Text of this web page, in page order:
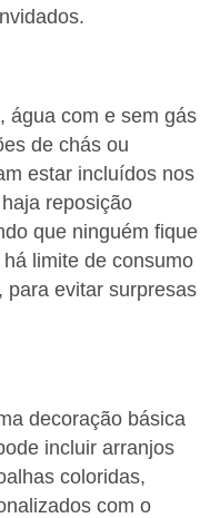
água com e sem gás
de chás ou
estar incluídos nos
reposição
que ninguém fique
limite de consumo
para evitar surpresas
decoração básica
incluir arranjos
coloridas,
com o